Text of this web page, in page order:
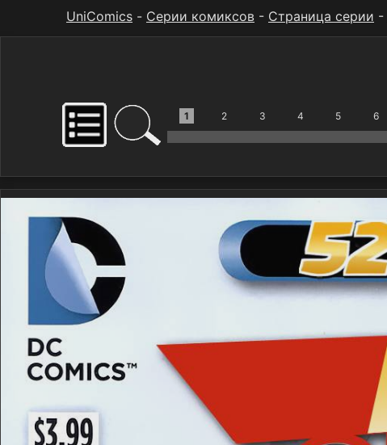
UniComics - Серии комиксов - Страница серии -
1 2 3 4 5 6